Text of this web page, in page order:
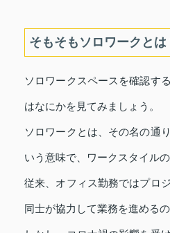
そもそもソロワークとは
ソロワークスペースを確認す
はなにかを見てみましょう。
ソロワークとは、その名の通
いう意味で、ワークスタイルの
従来、オフィス勤務ではプロ
同士が協力して業務を進める